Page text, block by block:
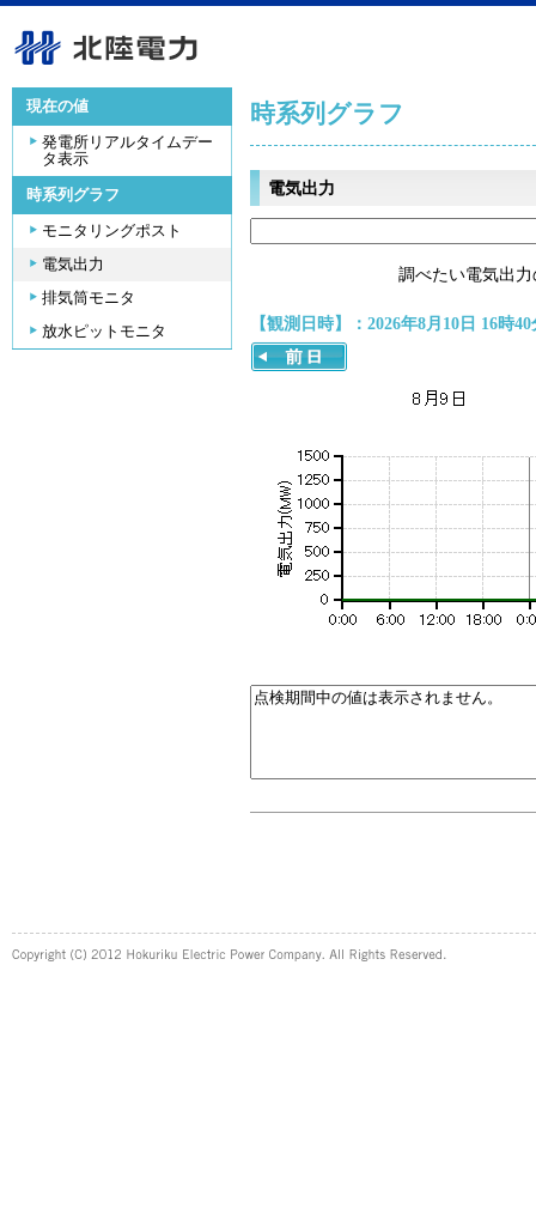
現在の値
発電所リアルタイムデー
タ表示
時系列グラフ
モニタリングポスト
電気出力
排気筒モニタ
放水ピットモニタ
時系列グラフ
電気出力
調べたい電気出
【観測日時】：2026年8月10日 16時40